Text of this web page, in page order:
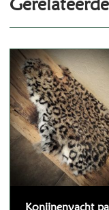
Konijnenvacht